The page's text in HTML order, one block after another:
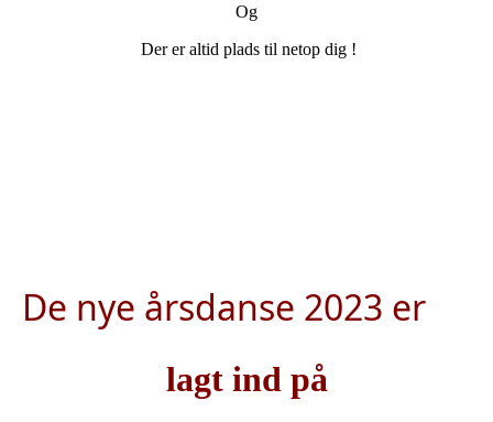
Og
Der er altid plads til netop dig !
De nye årsdanse 2023 er
lagt ind på